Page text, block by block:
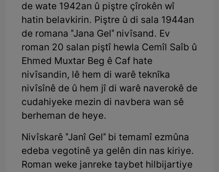
de wate 1942an û piştre çîrokên wî
hatin belavkirin. Piştre û di sala 1944an
de romana "Jana Gel" nivîsand. Ev
roman 20 salan piştî hewla Cemîl Saîb û
Ehmed Muxtar Beg ê Caf hate
nivîsandin, lê hem di warê teknîka
nivîsînê de û hem jî di warê naverokê de
cudahiyeke mezin di navbera wan sê
berheman de heye.
Nivîskarê "Janî Gel" bi temamî ezmûna
edeba vegotinê ya gelên din nas kiriye.
Roman weke janreke taybet hilbijartiye